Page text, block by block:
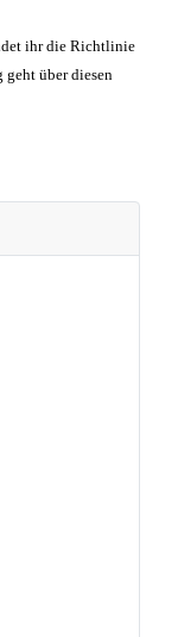
ihr die Richtlinie
über diesen